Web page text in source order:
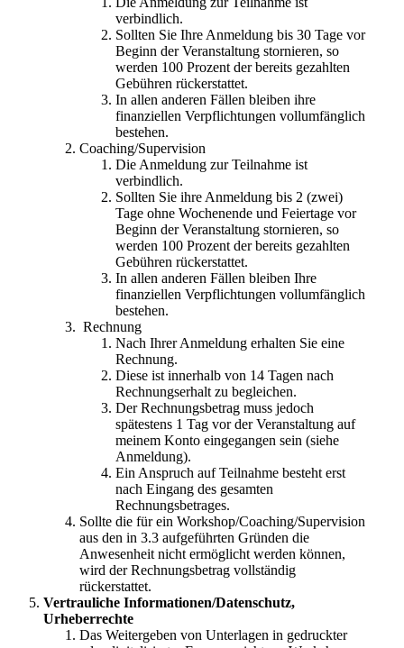
verbindlich.
Sollten Sie Ihre Anmeldung bis 30 Tage vor
Beginn der Veranstaltung stornieren, so
werden 100 Prozent der bereits gezahlten
Gebühren rückerstattet.
In allen anderen Fällen bleiben ihre
finanziellen Verpflichtungen vollumfänglich
bestehen.
Coaching/Supervision
Die Anmeldung zur Teilnahme ist
verbindlich.
Sollten Sie ihre Anmeldung bis 2 (zwei)
Tage ohne Wochenende und Feiertage vor
Beginn der Veranstaltung stornieren, so
werden 100 Prozent der bereits gezahlten
Gebühren rückerstattet.
In allen anderen Fällen bleiben Ihre
finanziellen Verpflichtungen vollumfänglich
bestehen.
Rechnung
Nach Ihrer Anmeldung erhalten Sie eine
Rechnung.
Diese ist innerhalb von 14 Tagen nach
Rechnungserhalt zu begleichen.
Der Rechnungsbetrag muss jedoch
spätestens 1 Tag vor der Veranstaltung auf
meinem Konto eingegangen sein (siehe
Anmeldung).
Ein Anspruch auf Teilnahme besteht erst
nach Eingang des gesamten
Rechnungsbetrages.
Sollte die für ein Workshop/Coaching/Supervision
aus den in 3.3 aufgeführten Gründen die
Anwesenheit nicht ermöglicht werden können,
wird der Rechnungsbetrag vollständig
rückerstattet.
Vertrauliche Informationen/Datenschutz,
Urheberrechte
Das Weitergeben von Unterlagen in gedruckter